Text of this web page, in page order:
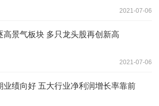
2021-07-06
高景气板块 多只龙头股再创新高
2021-07-06
业绩向好 五大行业净利润增长率靠前